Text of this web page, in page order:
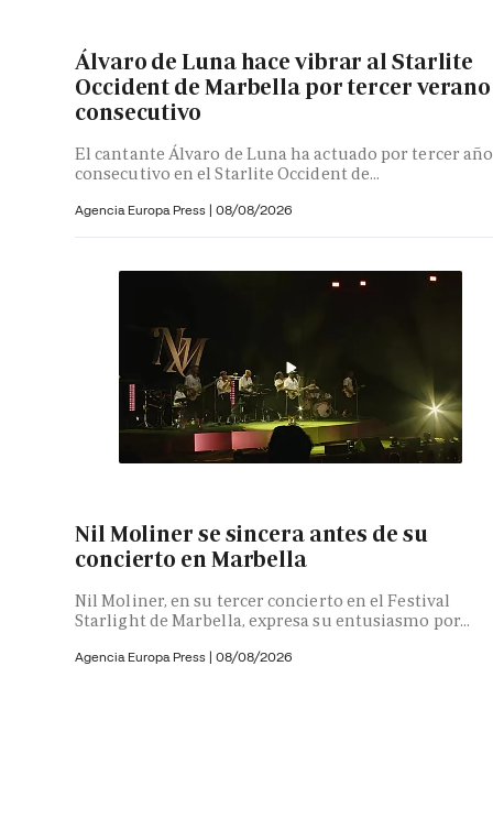
Álvaro de Luna hace vibrar al Starlite
Occident de Marbella por tercer verano
consecutivo
El cantante Álvaro de Luna ha actuado por tercer año
consecutivo en el Starlite Occident de...
Agencia Europa Press | 08/08/2026
Nil Moliner se sincera antes de su
concierto en Marbella
Nil Moliner, en su tercer concierto en el Festival
Starlight de Marbella, expresa su entusiasmo por...
Agencia Europa Press | 08/08/2026